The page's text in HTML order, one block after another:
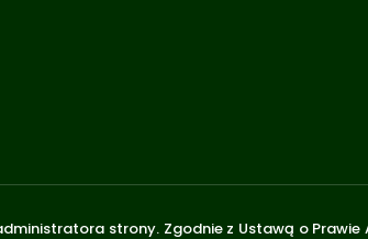
strony. Zgodnie z Ustawą o